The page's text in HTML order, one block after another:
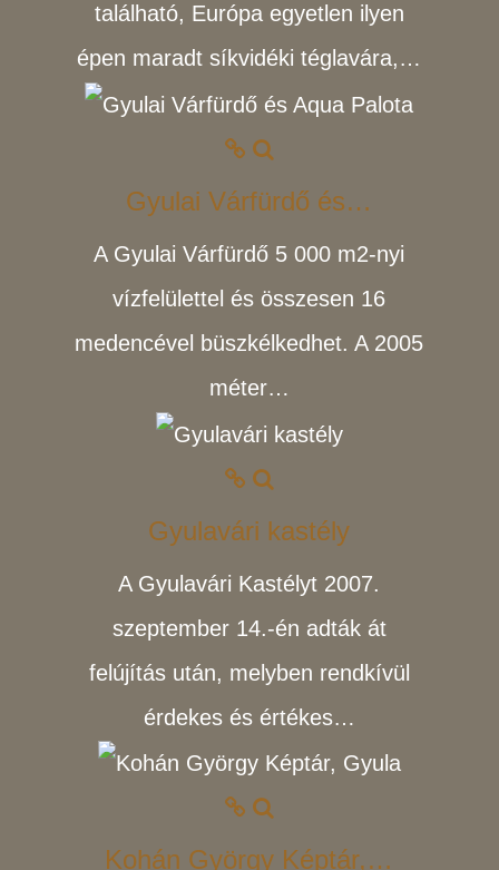
található, Európa egyetlen ilyen
épen maradt síkvidéki téglavára,…
Gyulai Várfürdő és…
A Gyulai Várfürdő 5 000 m2-nyi
vízfelülettel és összesen 16
medencével büszkélkedhet. A 2005
méter…
Gyulavári kastély
A Gyulavári Kastélyt 2007.
szeptember 14.-én adták át
felújítás után, melyben rendkívül
érdekes és értékes…
Kohán György Képtár,…